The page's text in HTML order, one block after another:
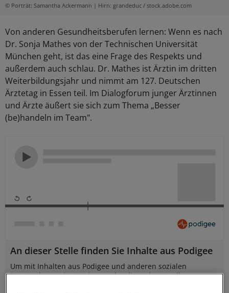
© Porträt: Samantha Ackermann | Hirn: grandeduc / stock.adobe.com
Von anderen Gesundheitsberufen lernen: Wenn es nach
Dr. Sonja Mathes von der Technischen Universität
München geht, ist das eine Frage des Respekts und
außerdem auch schlau. Dr. Mathes ist Ärztin im dritten
Weiterbildungsjahr und nimmt am 127. Deutschen
Ärztetag in Essen teil. Im Dialogforum junger Ärztinnen
und Ärzte äußert sie sich zum Thema „Besser
(be)handeln im Team".
An dieser Stelle finden Sie Inhalte aus Podigee
Um mit Inhalten aus Podigee und anderen sozialen
Netzwerken zu interagieren oder diese darzustellen,